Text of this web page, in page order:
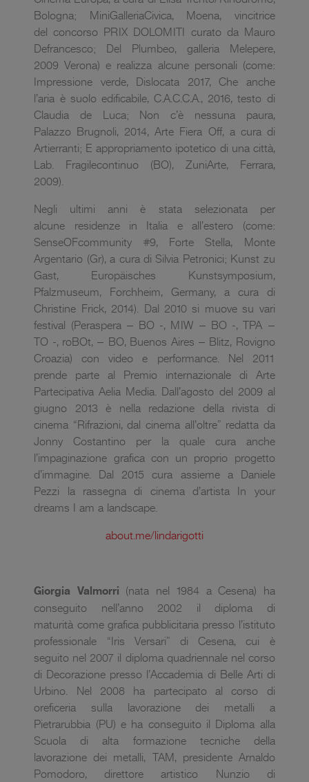
Bologna; MiniGalleriaCivica, Moena, vincitrice
del concorso PRIX DOLOMITI curato da Mauro
Defrancesco; Del Plumbeo, galleria Melepere,
2009 Verona) e realizza alcune personali (come:
Impressione verde, Dislocata 2017, Che anche
l’aria è suolo edificabile, C.A.C.C.A., 2016, testo di
Claudia de Luca; Non c’è nessuna paura,
Palazzo Brugnoli, 2014, Arte Fiera Off, a cura di
Artierranti; E appropriamento ipotetico di una città,
Lab. Fragilecontinuo (BO), ZuniArte, Ferrara,
2009).
Negli ultimi anni è stata selezionata per
alcune residenze in Italia e all’estero (come:
SenseOFcommunity #9, Forte Stella, Monte
Argentario (Gr), a cura di Silvia Petronici; Kunst zu
Gast, Europäisches Kunstsymposium,
Pfalzmuseum, Forchheim, Germany, a cura di
Christine Frick, 2014). Dal 2010 si muove su vari
festival (Peraspera – BO -, MIW – BO -, TPA –
TO -, roBOt, – BO, Buenos Aires – Blitz, Rovigno
Croazia) con video e performance. Nel 2011
prende parte al Premio internazionale di Arte
Partecipativa Aelia Media. Dall’agosto del 2009 al
giugno 2013 è nella redazione della rivista di
cinema “Rifrazioni, dal cinema all’oltre” redatta da
Jonny Costantino per la quale cura anche
l’impaginazione grafica con un proprio progetto
d’immagine. Dal 2015 cura assieme a Daniele
Pezzi la rassegna di cinema d’artista In your
dreams I am a landscape.
about.me/lindarigotti
Giorgia Valmorri (nata nel 1984 a Cesena) ha
conseguito nell’anno 2002 il diploma di
maturità come grafica pubblicitaria presso l’istituto
professionale “Iris Versari” di Cesena, cui è
seguito nel 2007 il diploma quadriennale nel corso
di Decorazione presso l’Accademia di Belle Arti di
Urbino. Nel 2008 ha partecipato al corso di
oreficeria sulla lavorazione dei metalli a
Pietrarubbia (PU) e ha conseguito il Diploma alla
Scuola di alta formazione tecniche della
lavorazione dei metalli, TAM, presidente Arnaldo
Pomodoro, direttore artistico Nunzio di